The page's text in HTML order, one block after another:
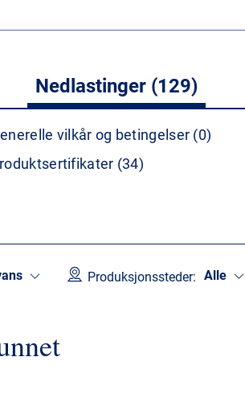
Nedlastinger (129)
vilkår og betingelser (0)
(34)
Produksjonssteder: Alle